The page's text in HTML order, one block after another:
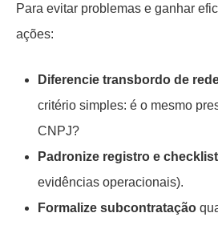
Para evitar problemas e ganhar
ações:
Diferencie transbordo de
critério simples: é o mesmo
CNPJ?
Padronize registro e checklist
evidências operacionais).
Formalize subcontratação